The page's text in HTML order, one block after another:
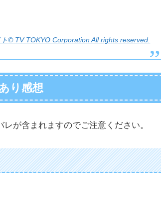
© TV TOKYO Corporation All rights reserved.
り感想
が含まれますのでご注意ください。